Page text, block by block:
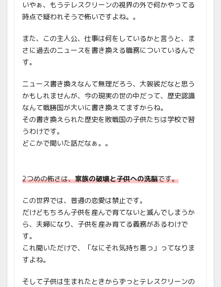
いやぁ、もうテレスクリーンの視界の外で何かやってる
時点で疑われそうで怖いですよね。。
また、この主人公、仕事は何をしているかと言うと、ま
さに過去のニュースを書き換える職務についているんで
す。
ニュース書き換えなんて無理だろう、大袈裟だなと思う
かもしれませんが、今の現実の世の中だって、歴史認識
なんて戦勝国が大いに書き換えてますからね。
その書き換えられた歴史を敗戦国の子供たちは学校で習
うわけです。
どこかで聞いた話だなぁ。。
2つめの怖さは、家族の破壊と子供への洗脳です。
この世界では、普通の恋愛は禁止です。
だけどもちろん子供を産んで育てないと滅んでしまうか
ら、夫婦になり、子供を産み育てる義務があるわけで
す。
これ聞いただけで、「なにそれ気持ち悪っ」ってなりま
すよね。
そして子供は生まれたときからずっとテレスクリーンの